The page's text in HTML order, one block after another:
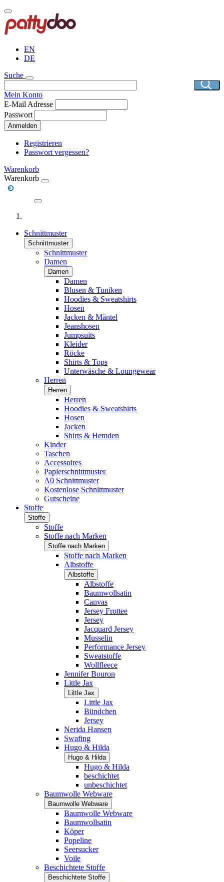
Direkt
zum
Inhalt
EN
DE
Suche
Mein Konto
E-Mail Adresse
Passwort
Anmelden
Registrieren
Passwort vergessen?
Warenkorb
Warenkorb
Schnittmuster
Schnittmuster
Schnittmuster
Damen
Damen
Damen
Blusen & Tuniken
Hoodies & Sweatshirts
Hosen
Jacken & Mäntel
Jeanshosen
Jumpsuits
Kleider
Röcke
Shirts & Tops
Unterwäsche & Loungewear
Herren
Herren
Herren
Hoodies & Sweatshirts
Hosen
Jacken
Shirts & Hemden
Kinder
Taschen
Accessoires
Papierschnittmuster
A0 Schnittmuster
Kostenlose Schnittmuster
Gutscheine
Stoffe
Stoffe
Stoffe
Stoffe nach Marken
Stoffe nach Marken
Stoffe nach Marken
Albstoffe
Albstoffe
Albstoffe
Baumwollsatin
Canvas
Jersey Frottee
Jersey
Jacquard Jersey
Musselin
Performance Jersey
Sweatstoffe
Wollfleece
Jennifer Bouron
Little Jax
Little Jax
Little Jax
Bündchen
Jersey
Nerida Hansen
Swafing
Hugo & Hilda
Hugo & Hilda
Hugo & Hilda
beschichtet
unbeschichtet
Baumwolle Webware
Baumwolle Webware
Baumwolle Webware
Baumwollsatin
Köper
Popeline
Seersucker
Voile
Beschichtete Stoffe
Beschichtete Stoffe